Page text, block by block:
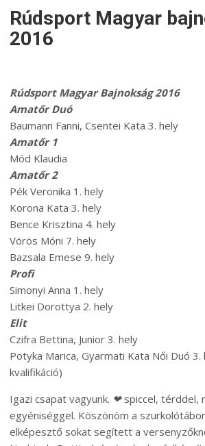
Rúdsport Magyar
2016
Rúdsport Magyar Bajnokság 2016
Amatőr Duó
Baumann Fanni, Csentei Kata 3. hely
Amatőr 1
Mód Klaudia
Amatőr 2
Pék Veronika 1. hely
Korona Kata 3. hely
Bence Krisztina 4. hely
Vörös Móni 7. hely
Bazsala Emese 9. hely
Profi
Simonyi Anna 1. hely
Litkei Dorottya 2. hely
Elit
Czifra Bettina, Junior 3. hely
Potyka Marica, Gyarmati Kata Női Duó 3.
kvalifikáció)
Igazi csapat vagyunk. ❤spiccel, térddel,
egyéniséggel. Köszönöm a
elképesztő sokat segített a